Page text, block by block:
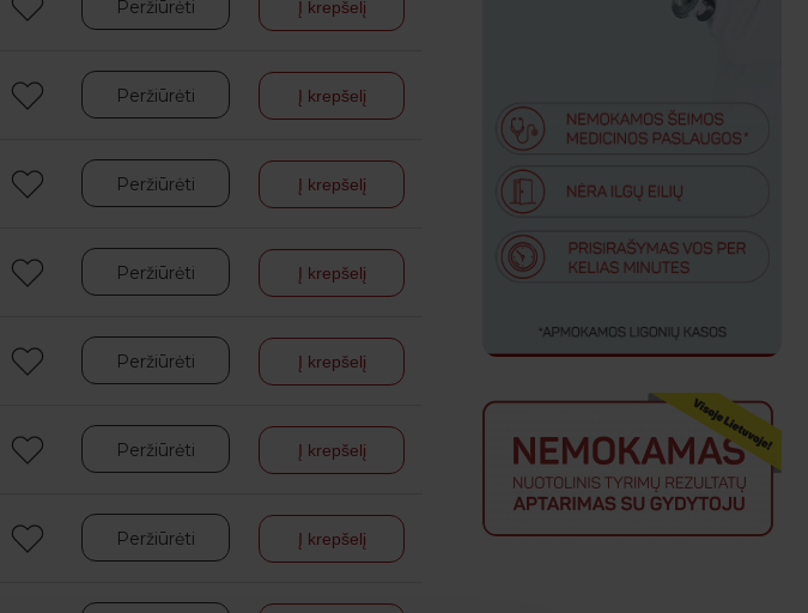
Peržiūrėti Į krepšelį
Peržiūrėti Į krepšelį
Peržiūrėti Į krepšelį
Peržiūrėti Į krepšelį
Peržiūrėti Į krepšelį
Peržiūrėti Į krepšelį
Peržiūrėti Į krepšelį